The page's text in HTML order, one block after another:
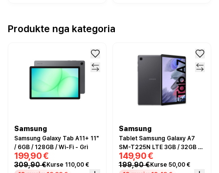
Produkte nga kategoria
Samsung
Samsung Galaxy Tab A11+ 11"
/ 6GB / 128GB / Wi-Fi - Gri
199,90 €
309,90 €Kurse 110,00 €
Samsung
Tablet Samsung Galaxy A7
SM-T225N LTE 3GB / 32GB -
Gri
149,90 €
199,90 €Kurse 50,00 €